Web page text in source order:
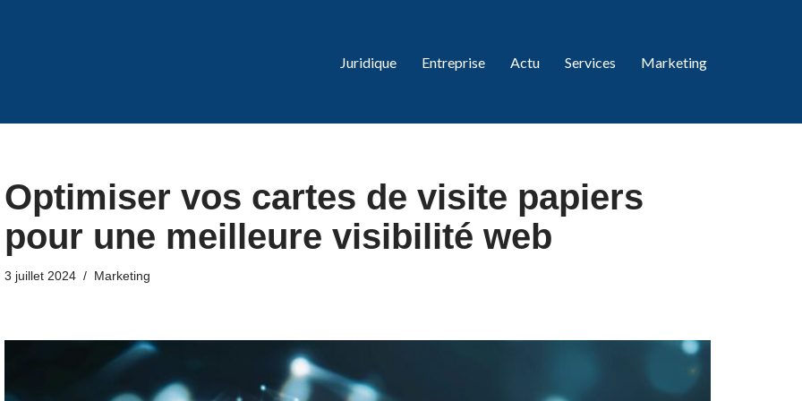
Juridique Entreprise Actu Services Marketing
Optimiser vos cartes de visite papiers
pour une meilleure visibilité web
3 juillet 2024 Marketing